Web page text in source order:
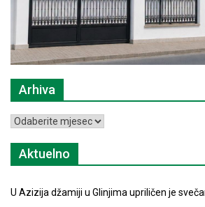
Arhiva
Arhiva
Aktuelno
U Azizija džamiji u Glinjima upriličen je